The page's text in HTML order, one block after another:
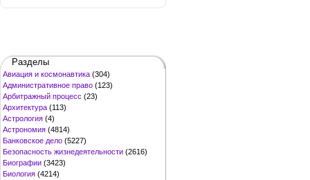
Разделы
Авиация и космонавтика (304)
Административное право (123)
Арбитражный процесс (23)
Архитектура (113)
Астрология (4)
Астрономия (4814)
Банковское дело (5227)
Безопасность жизнедеятельности (2616)
Биографии (3423)
Биология (4214)